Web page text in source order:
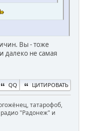
Вы - тоже
далеко не самая
QQ ЦИТИРОВАТЬ
татарофоб,
"Радонеж" и